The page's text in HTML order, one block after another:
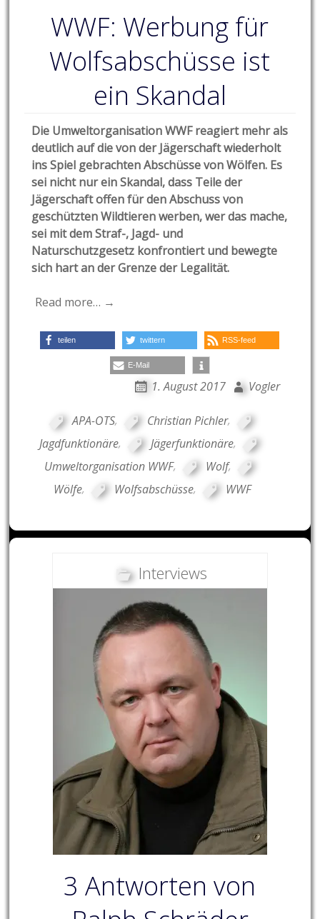
WWF: Werbung für
Wolfsabschüsse ist
ein Skandal
Die Umweltorganisation WWF reagiert mehr als
deutlich auf die von der Jägerschaft wiederholt
ins Spiel gebrachten Abschüsse von Wölfen. Es
sei nicht nur ein Skandal, dass Teile der
Jägerschaft offen für den Abschuss von
geschützten Wildtieren werben, wer das mache,
sei mit dem Straf-, Jagd- und
Naturschutzgesetz konfrontiert und bewegte
sich hart an der Grenze der Legalität.
Read more… →
teilen twittern RSS-feed
E-Mail
1. August 2017 Vogler
APA-OTS, Christian Pichler,
Jagdfunktionäre, Jägerfunktionäre,
Umweltorganisation WWF, Wolf,
Wölfe, Wolfsabschüsse, WWF
Interviews
3 Antworten von